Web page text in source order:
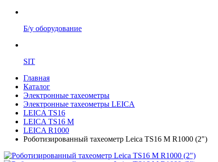
Б/у оборудование
SIT
Главная
Каталог
Электронные тахеометры
Электронные тахеометры LEICA
LEICA TS16
LEICA TS16 M
LEICA R1000
Роботизированный тахеометр Leica TS16 M R1000 (2")